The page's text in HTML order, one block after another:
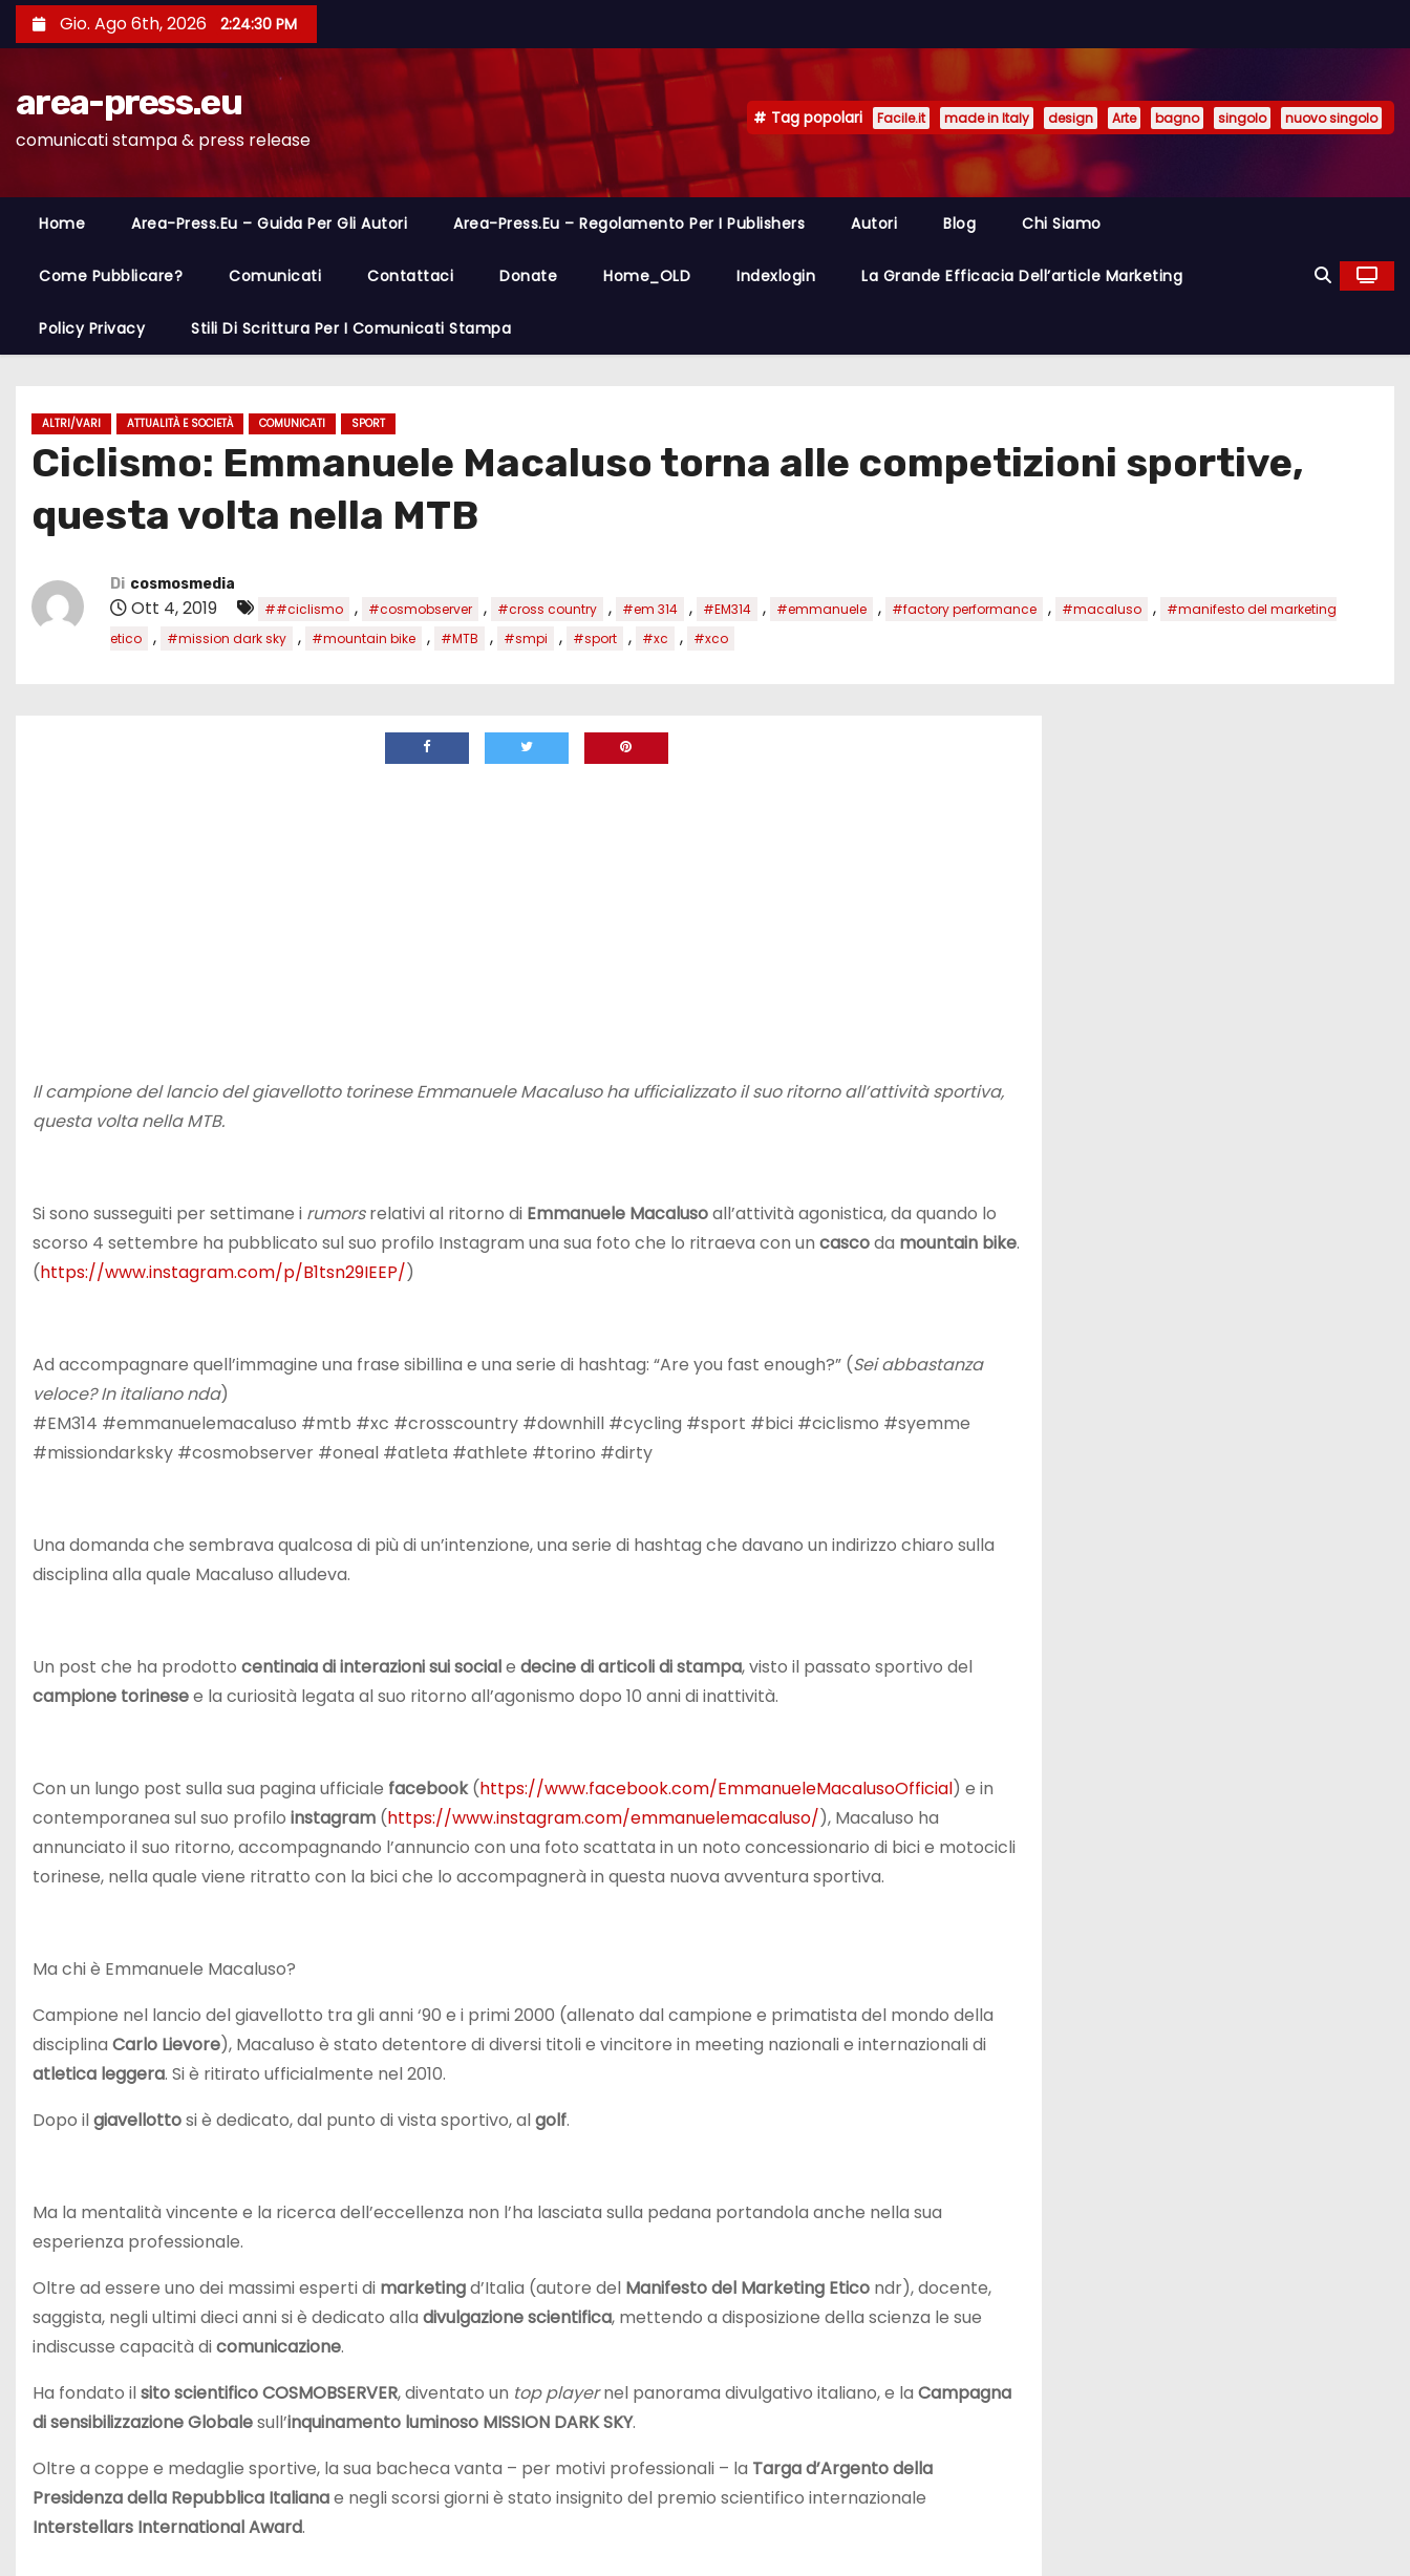
a
Gio. Ago 6th, 2026 2:24:31 PM
area-press.eu
comunicati stampa & press release
Tag popolari Facile.it made in Italy design Arte bagno singolo nuovo singolo
Home Area-Press.eu – Guida Per Gli Autori Area-Press.eu – Regolamento Per I Publishers Autori Blog Chi Siamo
Come Pubblicare? Comunicati Contattaci Donate Home_OLD Indexlogin La Grande Efficacia Dell’article Marketing
Policy Privacy Stili Di Scrittura Per I Comunicati Stampa
ALTRI/VARI ATTUALITÀ E SOCIETÀ COMUNICATI SPORT
Ciclismo: Emmanuele Macaluso torna alle competizioni sportive,
questa volta nella MTB
Di cosmosmedia
Ott 4, 2019 ##ciclismo , #cosmobserver , #cross country , #em 314 , #EM314 , #emmanuele , #factory performance , #macaluso ,
#manifesto del marketing
etico
, #mission dark sky , #mountain bike , #MTB , #smpi , #sport , #xc , #xco
Il campione del lancio del giavellotto torinese Emmanuele Macaluso ha ufficializzato il suo ritorno all’attività sportiva,
questa volta nella MTB.
Si sono susseguiti per settimane i rumorsrelativi al ritorno di Emmanuele Macalusoall’attività agonistica, da quando lo
scorso 4 settembre ha pubblicato sul suo profilo Instagram una sua foto che lo ritraeva con un cascoda mountain bike.
(https://www.instagram.com/p/B1tsn29IEEP/)
Ad accompagnare quell’immagine una frase sibillina e una serie di hashtag: “Are you fast enough?” (Sei abbastanza
veloce? In italiano nda)
#EM314 #emmanuelemacaluso #mtb #xc #crosscountry #downhill #cycling #sport #bici #ciclismo #syemme
#missiondarksky #cosmobserver #oneal #atleta #athlete #torino #dirty
Una domanda che sembrava qualcosa di più di un’intenzione, una serie di hashtag che davano un indirizzo chiaro sulla
disciplina alla quale Macaluso alludeva.
Un post che ha prodotto centinaia di interazioni sui sociale decine di articoli di stampa, visto il passato sportivo del
campione torinesee la curiosità legata al suo ritorno all’agonismo dopo 10 anni di inattività.
Con un lungo post sulla sua pagina ufficiale facebook(https://www.facebook.com/EmmanueleMacalusoOfficial) e in
contemporanea sul suo profilo instagram (https://www.instagram.com/emmanuelemacaluso/), Macaluso ha
annunciato il suo ritorno, accompagnando l’annuncio con una foto scattata in un noto concessionario di bici e motocicli
torinese, nella quale viene ritratto con la bici che lo accompagnerà in questa nuova avventura sportiva.
Ma chi è Emmanuele Macaluso?
Campione nel lancio del giavellotto tra gli anni ‘90 e i primi 2000 (allenato dal campione e primatista del mondo della
disciplina Carlo Lievore), Macaluso è stato detentore di diversi titoli e vincitore in meeting nazionali e internazionali di
atletica leggera. Si è ritirato ufficialmente nel 2010.
Dopo ilgiavellottosi è dedicato, dal punto di vista sportivo, algolf.
Ma la mentalità vincente e la ricerca dell’eccellenza non l’ha lasciata sulla pedana portandola anche nella sua
esperienza professionale.
Oltre ad essere uno dei massimi esperti di marketingd’Italia (autore del Manifesto del Marketing Etico ndr), docente,
saggista, negli ultimi dieci anni si è dedicato alla divulgazione scientifica, mettendo a disposizione della scienza le sue
indiscusse capacità dicomunicazione.
Ha fondato ilsito scientifico COSMOBSERVER, diventato un top playernel panorama divulgativo italiano, e la Campagna
di sensibilizzazione Globalesull’inquinamento luminoso MISSION DARK SKY.
Oltre a coppe e medaglie sportive, la sua bacheca vanta – per motivi professionali – la Targa d’Argento della
Presidenza della Repubblica Italianae negli scorsi giorni è stato insignito del premio scientifico internazionale
Interstellars International Award.